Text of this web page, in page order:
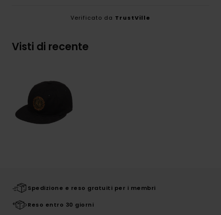
Verificato da TrustVille
Visti di recente
Spedizione e reso gratuiti per i membri
Reso entro 30 giorni